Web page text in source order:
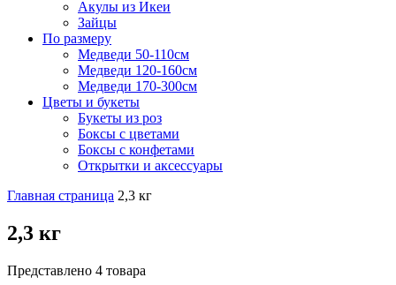
Акулы из Икеи
Зайцы
По размеру
Медведи 50-110см
Медведи 120-160см
Медведи 170-300см
Цветы и букеты
Букеты из роз
Боксы с цветами
Боксы с конфетами
Открытки и аксессуары
Главная страница 2,3 кг
2,3 кг
Представлено 4 товара